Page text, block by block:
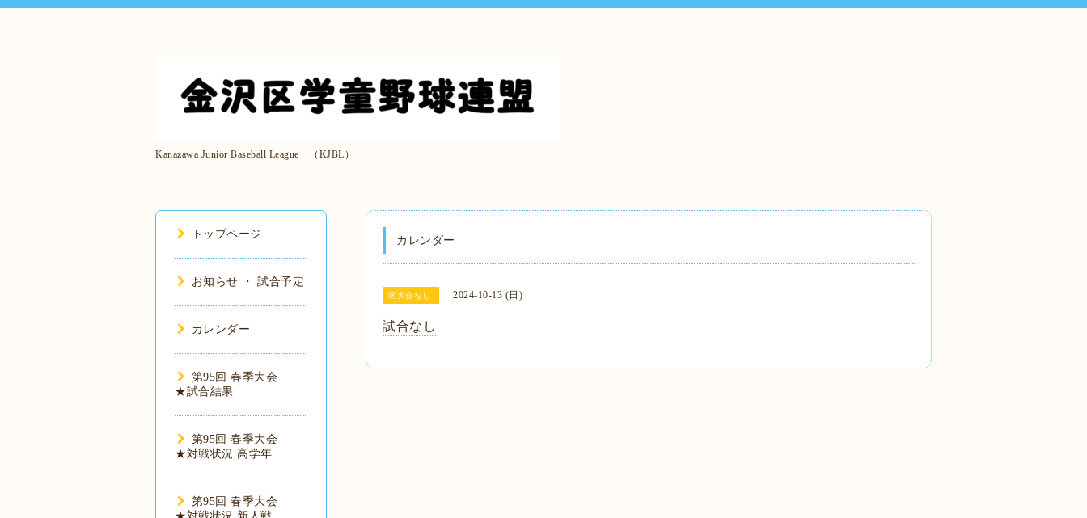
Kanazawa Junior Baseball League （KJBL）
カレンダー
区大会なし 2024-10-13 (日)
試合なし
トップページ
お知らせ ・ 試合予定
カレンダー
第95回 春季大会
★試合結果
第95回 春季大会
★対戦状況 高学年
第95回 春季大会